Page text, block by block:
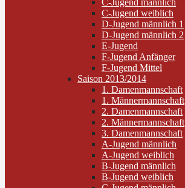
C-Jugend männlich
C-Jugend weiblich
D-Jugend männlich 1
D-Jugend männlich 2
E-Jugend
F-Jugend Anfänger
F-Jugend Mittel
Saison 2013/2014
1. Damenmannschaft
1. Männermannschaft
2. Damenmannschaft
2. Männermannschaft
3. Damenmannschaft
A-Jugend männlich
A-Jugend weiblich
B-Jugend männlich
B-Jugend weiblich